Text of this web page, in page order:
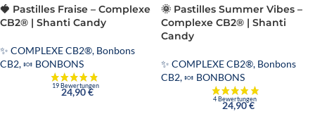
🍓 Pastilles Fraise – Complexe
CB2® | Shanti Candy
✨ COMPLEXE CB2®, Bonbons
CB2,🍬 BONBONS
24,90€
🌞 Pastilles Summer Vibes –
Complexe CB2® | Shanti
Candy
✨ COMPLEXE CB2®, Bonbons
CB2,🍬 BONBONS
24,90€